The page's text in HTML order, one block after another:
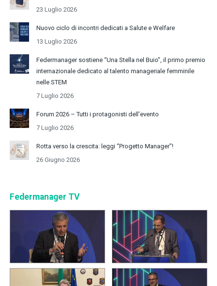
23 Luglio 2026
Nuovo ciclo di incontri dedicati a Salute e Welfare
13 Luglio 2026
Federmanager sostiene “Una Stella nel Buio”, il primo premio
internazionale dedicato al talento manageriale femminile
nelle STEM
7 Luglio 2026
Forum 2026 – Tutti i protagonisti dell’evento
7 Luglio 2026
Rotta verso la crescita: leggi “Progetto Manager”!
26 Giugno 2026
Federmanager TV